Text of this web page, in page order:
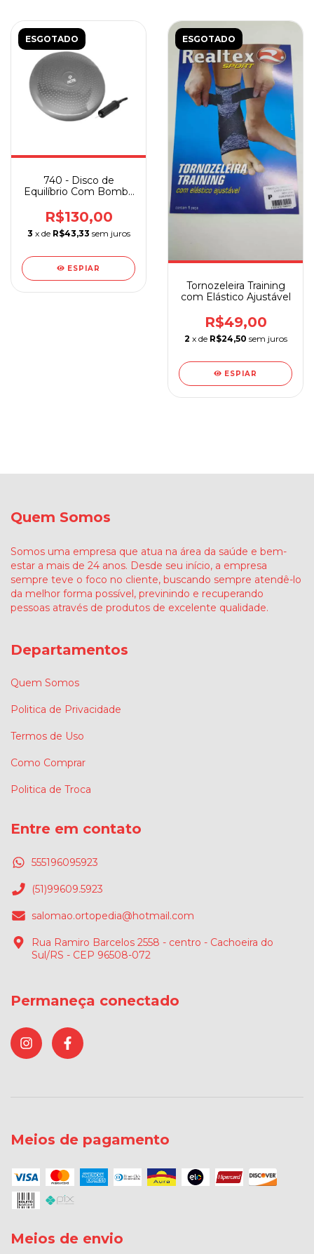
ESGOTADO
740 - Disco de
Equilíbrio Com Bomba
R$130,00
3 x de R$43,33 sem juros
ESPIAR
ESGOTADO
Tornozeleira Training
com Elástico Ajustável
R$49,00
2 x de R$24,50 sem juros
ESPIAR
Quem Somos
Somos uma empresa que atua na área da saúde e bem-
estar a mais de 24 anos. Desde seu início, a empresa
sempre teve o foco no cliente, buscando sempre atendê-lo
da melhor forma possível, previnindo e recuperando
pessoas através de produtos de excelente qualidade.
Departamentos
Quem Somos
Politica de Privacidade
Termos de Uso
Como Comprar
Politica de Troca
Entre em contato
555196095923
(51)99609.5923
salomao.ortopedia@hotmail.com
Rua Ramiro Barcelos 2558 - centro - Cachoeira do
Sul/RS - CEP 96508-072
Permaneça conectado
Meios de pagamento
Meios de envio